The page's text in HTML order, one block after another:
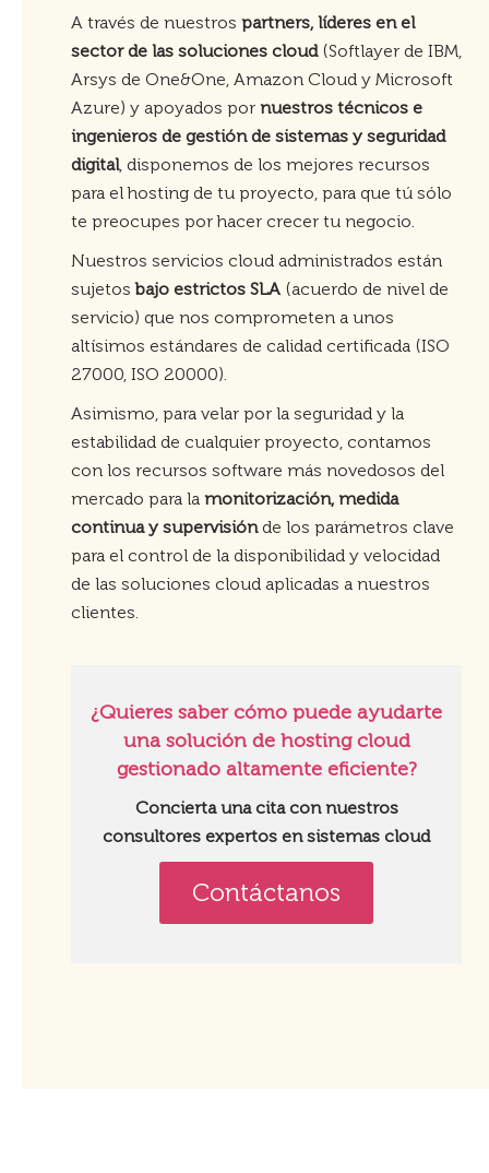
A través de nuestros partners, líderes en el
sector de las soluciones cloud(Softlayer de IBM,
Arsys de One&One, Amazon Cloud y Microsoft
Azure) y apoyados por nuestros técnicos e
ingenieros de gestión de sistemas y seguridad
digital, disponemos de los mejores recursos
para el hosting de tu proyecto, para que tú sólo
te preocupes por hacer crecer tu negocio.
Nuestros servicios cloud administrados están
sujetos bajo estrictos SLA(acuerdo de nivel de
servicio) que nos comprometen a unos
altísimos estándares de calidad certificada (ISO
27000, ISO 20000).
Asimismo, para velar por la seguridad y la
estabilidad de cualquier proyecto, contamos
con los recursos software más novedosos del
mercado para la monitorización, medida
continua y supervisión de los parámetros clave
para el control de la disponibilidad y velocidad
de las soluciones cloud aplicadas a nuestros
clientes.
¿Quieres saber cómo puede ayudarte
una solución de hosting cloud
gestionado altamente eficiente?
Concierta una citacon nuestros
consultores expertos en sistemas cloud
Contáctanos